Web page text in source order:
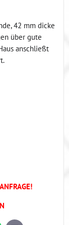
42 mm dicke
über gute
anschließt